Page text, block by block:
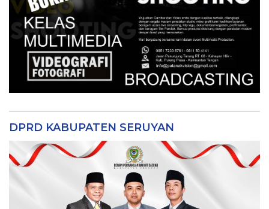
DPRD KABUPATEN SERUYAN